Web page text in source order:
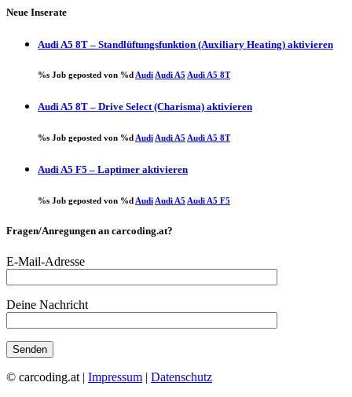
Neue Inserate
Audi A5 8T – Standlüftungsfunktion (Auxiliary Heating) aktivieren
%s Job geposted von %dAudiAudi A5 Audi A5 8T
Audi A5 8T – Drive Select (Charisma) aktivieren
%s Job geposted von %dAudiAudi A5 Audi A5 8T
Audi A5 F5 – Laptimer aktivieren
%s Job geposted von %d Audi Audi A5 Audi A5 F5
Fragen/Anregungen an carcoding.at?
E-Mail-Adresse
Deine Nachricht
© carcoding.at | Impressum Datenschutz